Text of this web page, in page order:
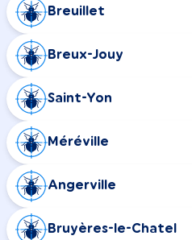
Breuillet
Breux-Jouy
Saint-Yon
Méréville
Angerville
Bruyères-le-Chatel